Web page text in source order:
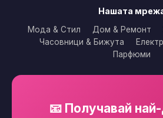
Нашата
Мода & Стил Дом & Ремонт
Часовници & Бижута
Парфюми
📧 Получавай